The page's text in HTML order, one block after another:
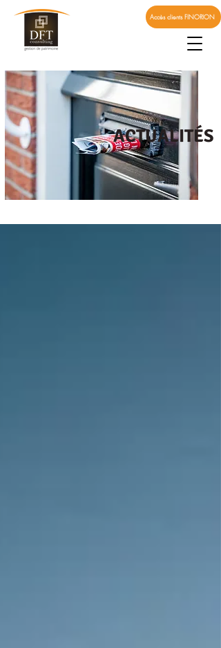
Accès clients FINORION
ACTUALITÉS